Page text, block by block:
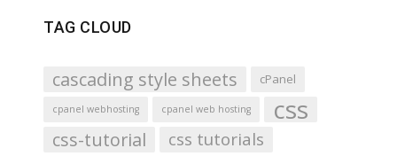
TAG CLOUD
cascading style sheets cPanel
cpanel webhosting cpanel web hosting css
css-tutorial css tutorials